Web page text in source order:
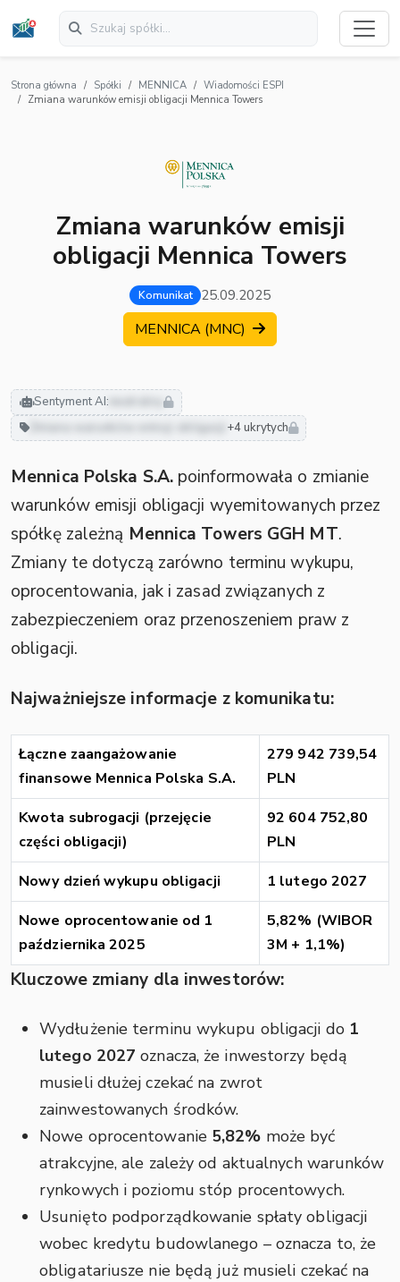
Strona główna Spółki MENNICA
Wiadomości ESPI
Zmiana warunków emisji obligacji Mennica Towers
Zmiana warunków emisji
obligacji Mennica Towers
Komunikat 25.09.2025
MENNICA (MNC)
Sentyment AI: neutralny
Zmiana warunków emisji obligacji +4 ukrytych
Mennica Polska S.A.poinformowała o zmianie
warunków emisji obligacji wyemitowanych przez
spółkę zależną Mennica Towers GGH MT.
Zmiany te dotyczą zarówno terminu wykupu,
oprocentowania, jak i zasad związanych z
zabezpieczeniem oraz przenoszeniem praw z
obligacji.
Najważniejsze informacje z komunikatu:
Łączne zaangażowanie
finansowe Mennica Polska S.A.
279 942 739,54
PLN
Kwota subrogacji (przejęcie
części obligacji)
92 604 752,80
PLN
Nowy dzień wykupu obligacji
1 lutego 2027
Nowe oprocentowanie od 1
października 2025
5,82% (WIBOR
3M + 1,1%)
Kluczowe zmiany dla inwestorów:
Wydłużenie terminu wykupu obligacji do 1
lutego 2027 oznacza, że inwestorzy będą
musieli dłużej czekać na zwrot
zainwestowanych środków.
Nowe oprocentowanie 5,82% może być
atrakcyjne, ale zależy od aktualnych warunków
rynkowych i poziomu stóp procentowych.
Usunięto podporządkowanie spłaty obligacji
wobec kredytu budowlanego – oznacza to, że
obligatariusze nie będą już musieli czekać na